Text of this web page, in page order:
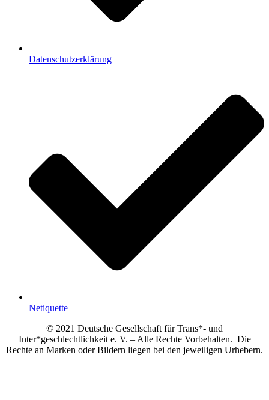
Datenschutzerklärung
Netiquette
© 2021 Deutsche Gesellschaft für Trans*- und
Inter*geschlechtlichkeit e. V. – Alle Rechte Vorbehalten. Die
Rechte an Marken oder Bildern liegen bei den jeweiligen Urhebern.